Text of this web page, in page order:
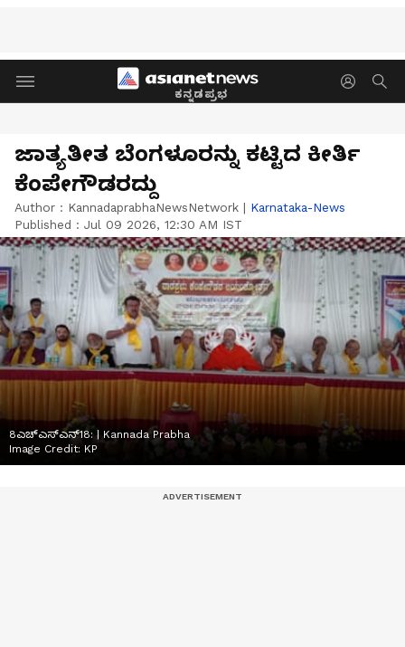
ಕನ್ನಡಪ್ರಭ
ಜಾತ್ಯತೀತ ಬೆಂಗಳೂರನ್ನು ಕಟ್ಟಿದ ಕೀರ್ತಿ
ಕೆಂಪೇಗೌಡರದ್ದು
Author : KannadaprabhaNewsNetwork | Karnataka-News
Published : Jul 09 2026, 12:30 AM IST
8ಎಚ್ಎಸ್ಎನ್18: | Kannada Prabha
Image Credit: KP